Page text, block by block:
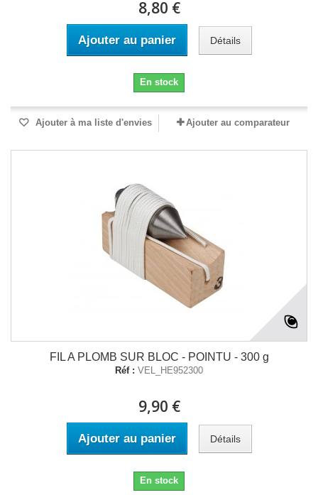
8,80 €
Ajouter au panier Détails
En stock
Ajouter à ma liste d'envies Ajouter au comparateur
FIL A PLOMB SUR BLOC - POINTU - 300 g
Réf : VEL_HE952300
9,90 €
Ajouter au panier Détails
En stock